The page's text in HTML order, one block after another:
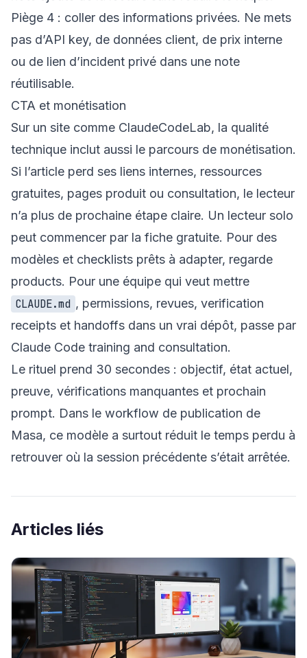
Piège 4 : coller des informations privées. Ne mets
pas d’API key, de données client, de prix interne
ou de lien d’incident privé dans une note
réutilisable.
CTA et monétisation
Sur un site comme ClaudeCodeLab, la qualité
technique inclut aussi le parcours de monétisation.
Si l’article perd ses liens internes, ressources
gratuites, pages produit ou consultation, le lecteur
n’a plus de prochaine étape claire. Un lecteur solo
peut commencer par la fiche gratuite. Pour des
modèles et checklists prêts à adapter, regarde
products. Pour une équipe qui veut mettre
CLAUDE.md , permissions, revues, verification
receipts et handoffs dans un vrai dépôt, passe par
Claude Code training and consultation.
Le rituel prend 30 secondes : objectif, état actuel,
preuve, vérifications manquantes et prochain
prompt. Dans le workflow de publication de
Masa, ce modèle a surtout réduit le temps perdu à
retrouver où la session précédente s’était arrêtée.
Articles liés